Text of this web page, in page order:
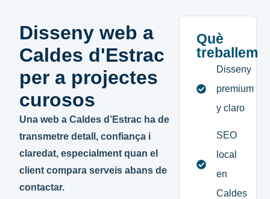
Disseny web a
Caldes d'Estrac
per a projectes
curosos
Una web a Caldes d’Estrac ha de
transmetre detall, confiança i
claredat, especialment quan el
client compara serveis abans de
contactar.
Què
treballem
Disseny
premium
y claro
SEO
local
en
Caldes